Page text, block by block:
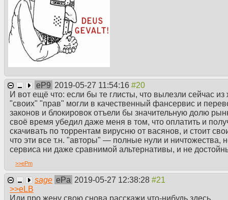
eP9 2019-05-27 11:54:16
И вот ещё что: если бы те глисты, что вылезли сейчас
"своих" "прав" могли в качественный фансервис и
законов и блокировок отъели бы значительную долю
своё время убедил даже меня в том, что оплатить и
скачивать по торрентам вирусню от васянов, и стоит
что эти все т.н. "авторы" — полные нули и ничтожества,
сервиса ни даже сравнимой альтернативы, и не
>>ePm
sage ePa 2019-05-27 12:38:28
>>eLB
Иди про жену свою снова расскажи что-нибудь здесь.